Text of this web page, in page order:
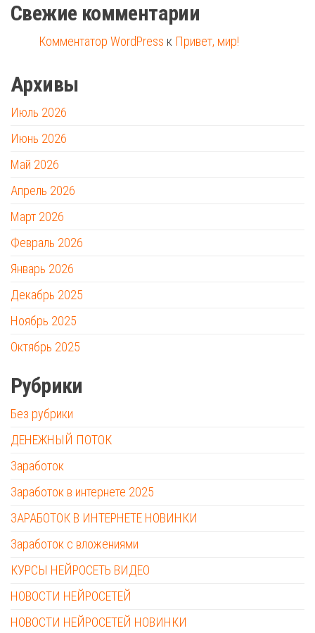
Свежие комментарии
Комментатор WordPress к Привет, мир!
Архивы
Июль 2026
Июнь 2026
Май 2026
Апрель 2026
Март 2026
Февраль 2026
Январь 2026
Декабрь 2025
Ноябрь 2025
Октябрь 2025
Рубрики
Без рубрики
ДЕНЕЖНЫЙ ПОТОК
Заработок
Заработок в интернете 2025
ЗАРАБОТОК В ИНТЕРНЕТЕ НОВИНКИ
Заработок с вложениями
КУРСЫ НЕЙРОСЕТЬ ВИДЕО
НОВОСТИ НЕЙРОСЕТЕЙ
НОВОСТИ НЕЙРОСЕТЕЙ НОВИНКИ